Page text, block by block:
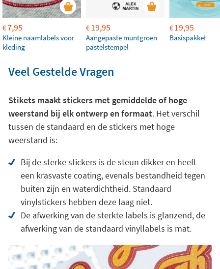
€7,95
Kleine naamlabels voor
kleding
€19,95
Aangepaste muntgroen
pastelstempel
€19,95
Basispakket
Veel Gestelde Vragen
Stikets maakt stickers met gemiddelde of hoge
weerstand bij elk ontwerp en formaat. Het verschil
tussen de standaard en de stickers met hoge
weerstand is:
Bij de sterke stickers is de steun dikker en heeft
een krasvaste coating, evenals bestandheid tegen
buiten zijn en waterdichtheid. Standaard
vinylstickers hebben deze laag niet.
De afwerking van de sterkte labels is glanzend, de
afwerking van de standaard vinyllabels is mat.